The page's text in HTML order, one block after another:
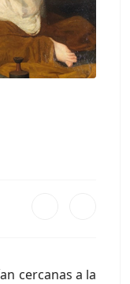
cercanas a la